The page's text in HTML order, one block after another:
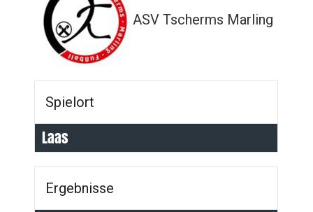
ASV Tscherms Marling
Spielort
Laas
Ergebnisse